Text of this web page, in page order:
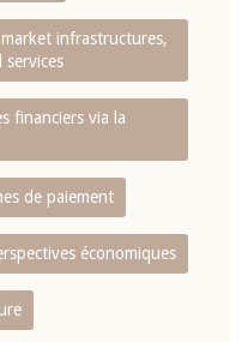
infrastructures,
financiers via la
de paiement
économiques